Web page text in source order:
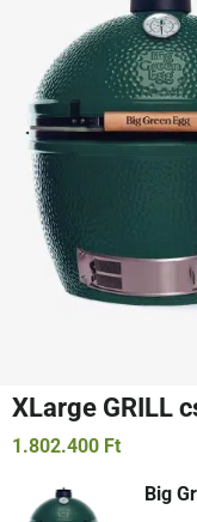
XLarge GRILL
1.802.400 Ft
Big